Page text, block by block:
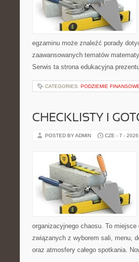
egzaminu może znaleźć porady
zaawansowanych tematów
Serwis ta strona edukacyjna
CATEGORIES: PODZIEMIE FINANSOWE
CHECKLISTY I
POSTED BY ADMIN CZE - 7 - 2026
organizacyjnego chaosu. To
związanych z wyborem sali, menu,
oraz atmosfery całego spotkania.